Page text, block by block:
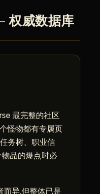
威数据库
最完整的社区
怪物都有专属页
务树、职业信
品的爆点时必
而异,但整体已是